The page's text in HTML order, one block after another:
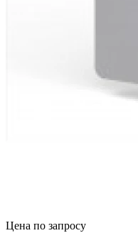
Цена по запросу